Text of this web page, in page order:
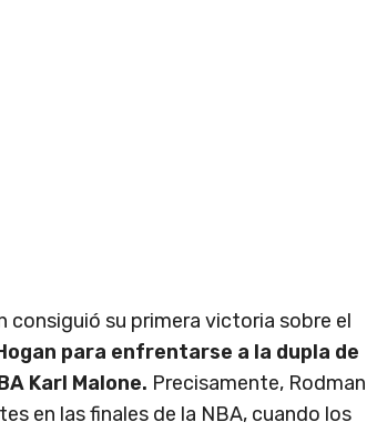
consiguió su primera victoria sobre el
para enfrentarse a la dupla de
Karl Malone. Precisamente, Rodman
en las finales de la NBA, cuando los